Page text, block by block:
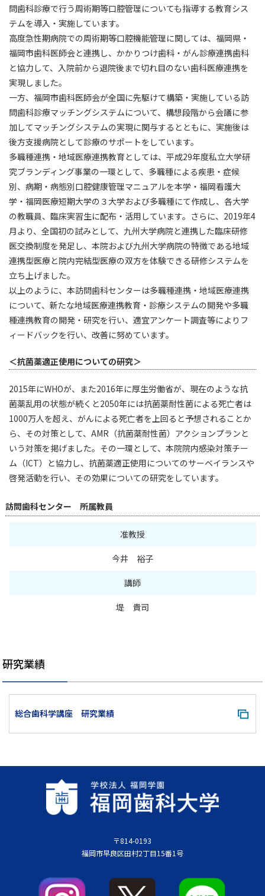
問歯科診療で行う周術期等口腔管理についても指導する教育シス
テムを導入・実施しています。
高度急性期病院での周術期等口腔機能管理に関しては、福岡県・
福岡市歯科医師会と連携し、かかりつけ歯科・がん診療連携歯科
と協力して、入院前から退院後まで切れ目のない歯科医療連携を
実現しました。
一方、福岡市歯科医師会が全国に先駆けて構築・実施している訪
問歯科診療マッチングシステムについて、構想段階から会議に参
加してマッチングシステムの実現に関与するとともに、実施後は
後方支援病院として診療のサポートをしています。
多職種連携・地域医療連携教育としては、平成29年度私立大学研
究ブランディング事業の一環として、多職種による疾患・症候
別、病期・病態別口腔健康管理マニュアルを本学・福岡看護大
学・福岡医療短期大学の３大学および多職種にて作成し、各大学
の教職員、臨床実習生に配布・活用しています。さらに、2019年4
月より、全国初の試みとして、九州大学病院と連携した臨床研修
医交換制度を発足し、本院および九州大学病院の特徴である地域
連携型医療と院内完結型医療の双方を体験できる研修システムを
立ち上げました。
以上のように、本訪問歯科センターは多職種連携・地域医療連携
について、新たな地域医療連携教育・診療システムの開発や多職
種連携教育の開発・研究を行い、適宜アンケート調査等によりフ
ィードバックを行い、改善に努めています。
＜抗菌薬適正使用についての研究＞
2015年にWHOが、また2016年に厚生労働省が、現在のような抗
菌薬乱用の状態が続くと2050年には抗菌薬耐性菌による死亡者は
1000万人を超え、がんによる死亡者を上回ると予想されることか
ら、その対策として、AMR（抗菌薬耐性菌）アクションプランと
いう対策を掲げました。その一環として、本院院内感染対策チー
ム（ICT）と協力し、抗菌薬適正使用についてのサーベイランスや
啓発活動を行い、その効果についての研究をしています。
訪問歯科センター 所属教員
准教授
今井 裕子
講師
堤 貴司
研究業績
総合歯科学講座 研究業績
〒814-0193
福岡市早良区田村2丁目15番1号